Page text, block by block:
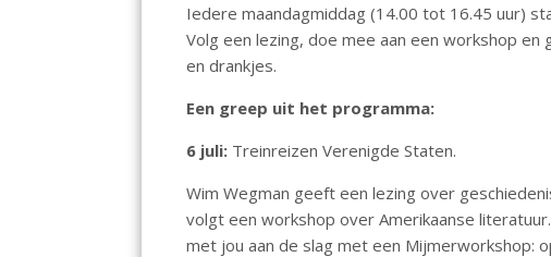
Iedere maandagmiddag (14.00 tot 16.45 uur)
Volg een lezing, doe mee aan een workshop
en drankjes.
Een greep uit het programma:
6 juli: Treinreizen Verenigde Staten.
Wim Wegman geeft een lezing over
volgt een workshop over Amerikaanse
met jou aan de slag met een Mijmerworkshop: